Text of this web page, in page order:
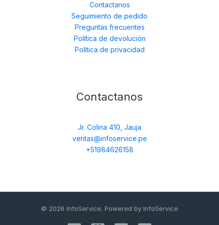
Contactanos
Seguimiento de pedido
Preguntas frecuentes
Política de devolución
Política de privacidad
Contactanos
Jr. Colina 410, Jauja
ventas@infoservice.pe
+51984626158
© 2026 InfoService. Powered by InfoService